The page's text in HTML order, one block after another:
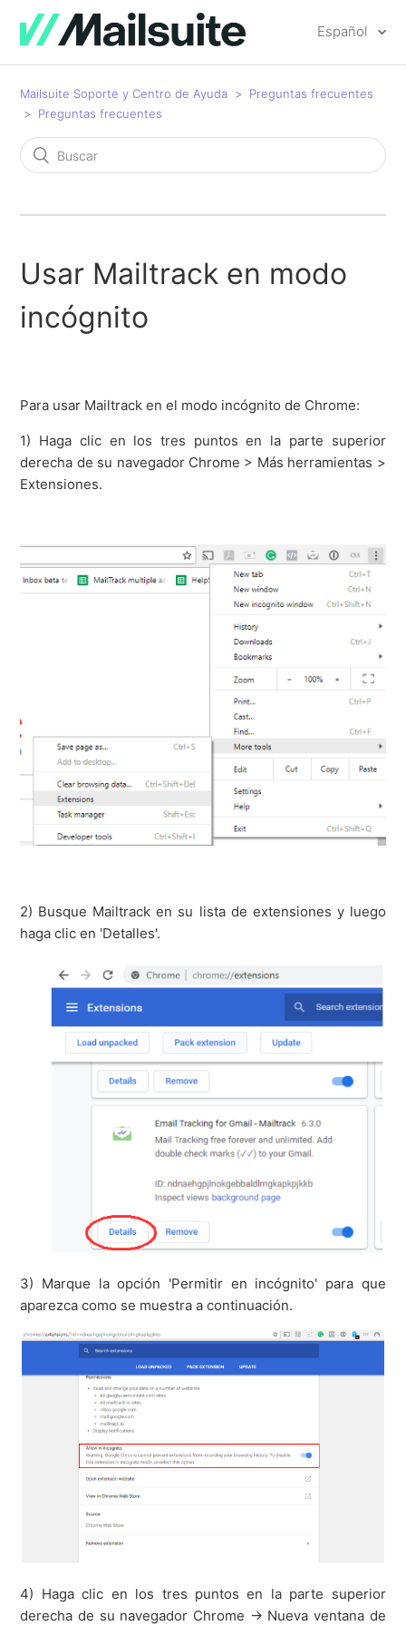
Español
Mailsuite Soporte y Centro de Ayuda
Preguntas frecuentes
Preguntas frecuentes
Usar Mailtrack en modo
incógnito
Para usar Mailtrack en el modo incógnito de Chrome:
1) Haga clic en los tres puntos en la parte superior
derecha de su navegador Chrome > Más herramientas >
Extensiones.
2) Busque Mailtrack en su lista de extensiones y luego
haga clic en 'Detalles'.
3) Marque la opción 'Permitir en incógnito' para que
aparezca como se muestra a continuación.
4) Haga clic en los tres puntos en la parte superior
derecha de su navegador Chrome -> Nueva ventana de